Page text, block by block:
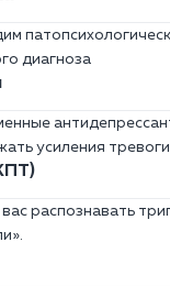
диагноза
усиления
распознавать